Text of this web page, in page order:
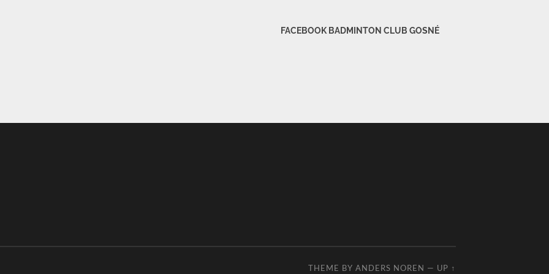
FACEBOOK BADMINTON CLUB GOSNÉ
THEME BY ANDERS NOREN — UP ↑